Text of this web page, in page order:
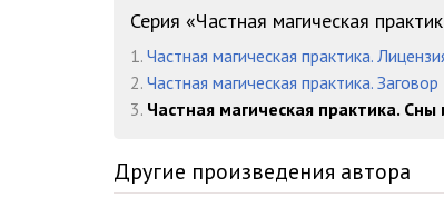
17_Малиновская Елена - Сны и явь
19_Малиновская Елена - Сны и явь
Серия «Частная магическая
1. Частная магическая практика.
2. Частная магическая практика. Заговор
3. Частная магическая практика. Сны
Другие произведения автора